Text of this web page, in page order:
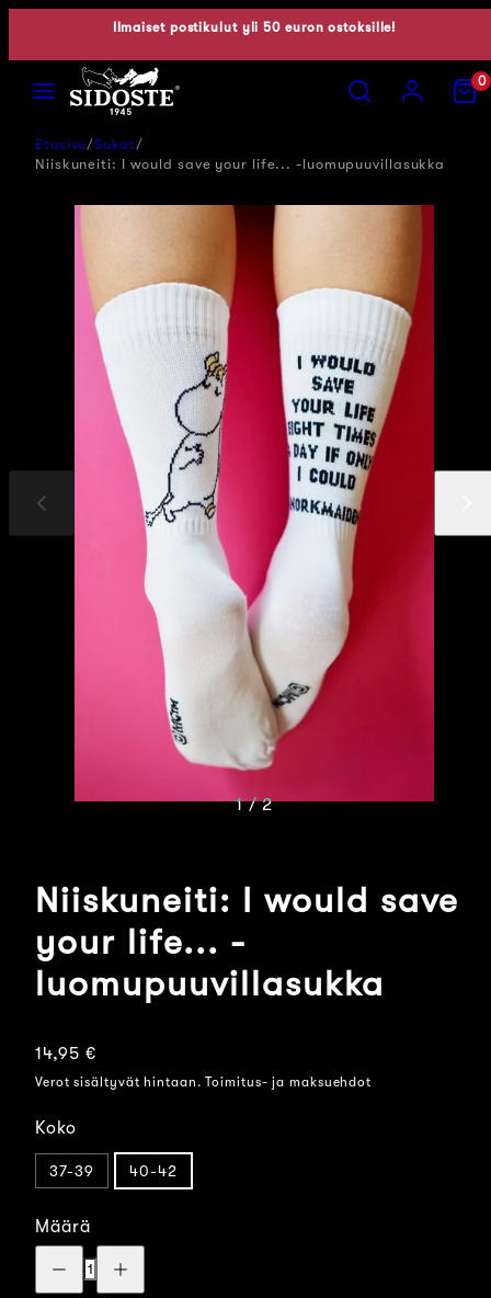
Ilmaiset postikulut yli 50 euron ostoksille!
Hae
Näytä0
Etusivu Sukat
Niiskuneiti: I would save your life... -luomupuuvillasukka
Edellinen
1 / 2
Niiskuneiti: I would save
your life... -
luomupuuvillasukka
Normaalihinta
14,95 €
Verot sisältyvät hintaan. Toimitus- ja maksuehdot
Koko
37-39 40-42
Määrä
Vähennä
määrää:
Niiskuneiti:
määrää:
Niiskuneiti: